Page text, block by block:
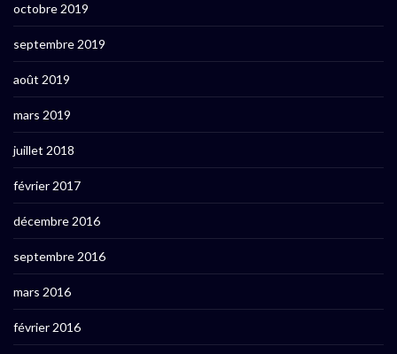
octobre 2019
septembre 2019
août 2019
mars 2019
juillet 2018
février 2017
décembre 2016
septembre 2016
mars 2016
février 2016